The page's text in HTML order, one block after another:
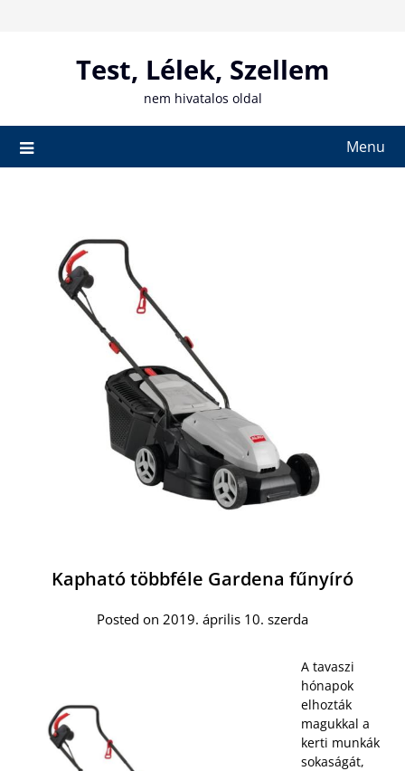
Test, Lélek, Szellem
nem hivatalos oldal
Menu
Kapható többféle Gardena fűnyíró
Posted on 2019. április 10. szerda
A tavaszi
hónapok
elhozták
magukkal a
kerti munkák
sokaságát,